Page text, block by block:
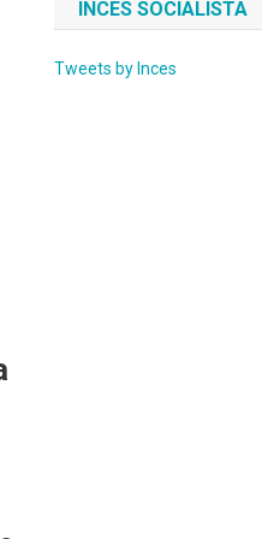
INCES SOCIALISTA
Tweets by Inces